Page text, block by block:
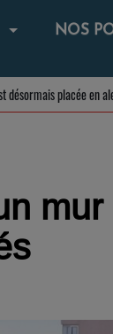
NOS
est désormais